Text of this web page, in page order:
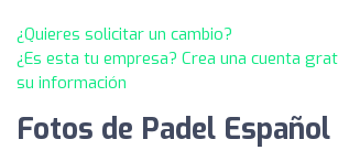
¿Quieres solicitar un cambio?
¿Es esta tu empresa? Crea una cuenta
su información
Fotos de Padel Español